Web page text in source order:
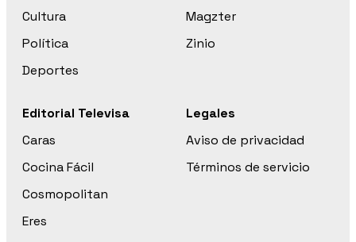
Cultura
Política
Deportes
Magzter
Zinio
Editorial Televisa
Caras
Cocina Fácil
Cosmopolitan
Eres
Legales
Aviso de privacidad
Términos de servicio